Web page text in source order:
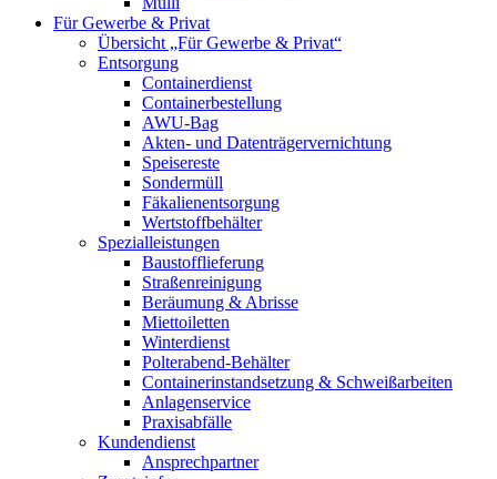
Für Gewerbe & Privat
Übersicht „Für Gewerbe & Privat“
Entsorgung
Containerdienst
Containerbestellung
AWU-Bag
Akten- und Datenträgervernichtung
Speisereste
Sondermüll
Fäkalienentsorgung
Wertstoffbehälter
Spezialleistungen
Baustofflieferung
Straßenreinigung
Beräumung & Abrisse
Miettoiletten
Winterdienst
Polterabend-Behälter
Containerinstandsetzung & Schweißarbeiten
Anlagenservice
Praxisabfälle
Kundendienst
Ansprechpartner